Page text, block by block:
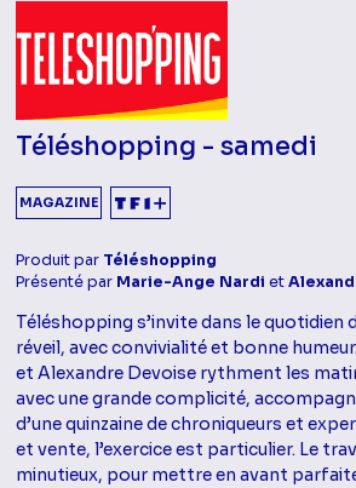
Téléshopping - samedi
MAGAZINE
Produit par Téléshopping
Présenté par Marie-Ange Nardi et
Téléshopping s’invite dans le quotidien
réveil, avec convivialité et bonne
et Alexandre Devoise rythment les
avec une grande complicité,
d’une quinzaine de chroniqueurs et
et vente, l’exercice est particulier. Le
minutieux, pour mettre en avant